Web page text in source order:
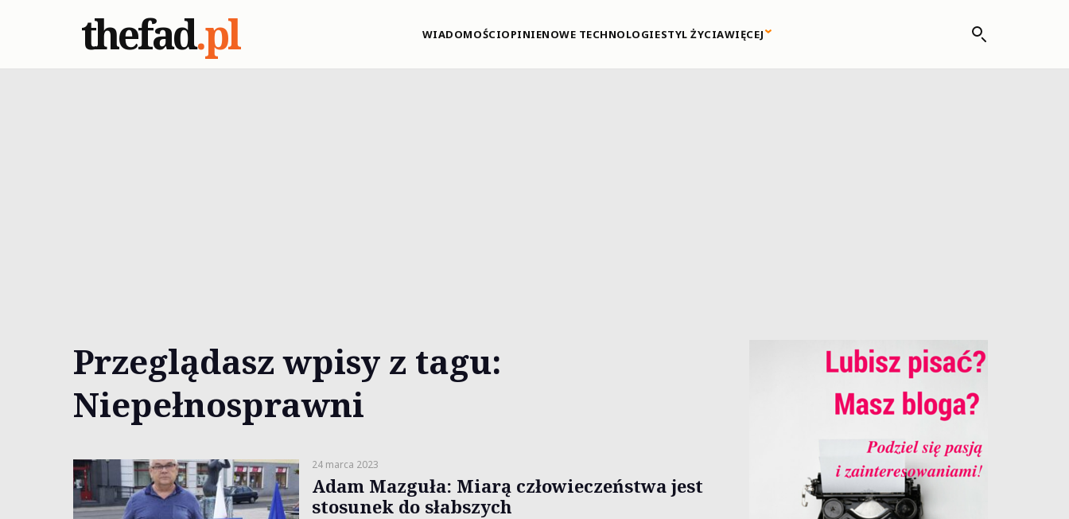
thefad.pl WIADOMOŚCIOPINIENOWE TECHNOLOGIESTYL ŻYCIAWIĘCEJ
Przeglądasz wpisy z tagu:
Niepełnosprawni
24 marca 2023
Adam Mazguła: Miarą człowieczeństwa jest
stosunek do słabszych